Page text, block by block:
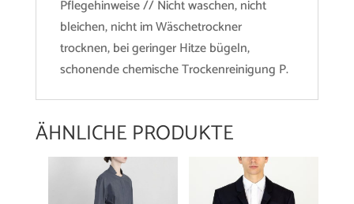
Pflegehinweise // Nicht waschen, nicht
bleichen, nicht im Wäschetrockner
trocknen, bei geringer Hitze bügeln,
schonende chemische Trockenreinigung P.
ÄHNLICHE PRODUKTE